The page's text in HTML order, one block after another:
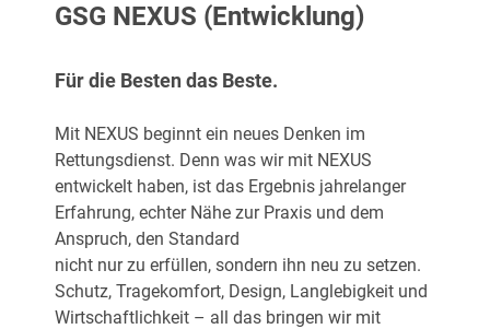
GSG NEXUS (Entwicklung)
Für die Besten das Beste.
Mit NEXUS beginnt ein neues Denken im
Rettungsdienst. Denn was wir mit NEXUS
entwickelt haben, ist das Ergebnis jahrelanger
Erfahrung, echter Nähe zur Praxis und dem
Anspruch, den Standard
nicht nur zu erfüllen, sondern ihn neu zu setzen.
Schutz, Tragekomfort, Design, Langlebigkeit und
Wirtschaftlichkeit – all das bringen wir mit